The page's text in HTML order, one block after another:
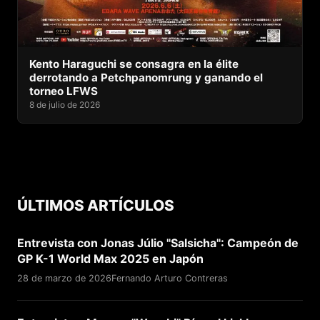
Kento Haraguchi se consagra en la élite
derrotando a Petchpanomrung y ganando el
torneo LFWS
8 de julio de 2026
ÚLTIMOS ARTÍCULOS
Entrevista con Jonas Júlio "Salsicha": Campeón de
GP K-1 World Max 2025 en Japón
28 de marzo de 2026Fernando Arturo Contreras